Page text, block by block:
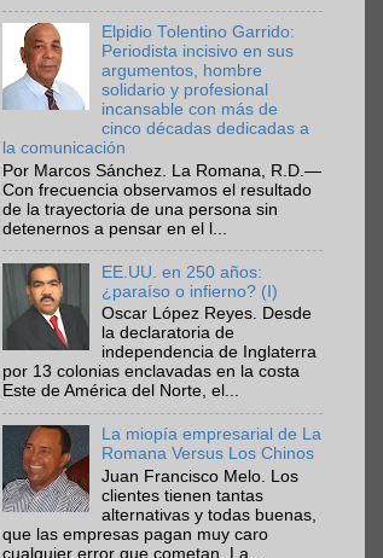
Elpidio Tolentino Garrido:
Periodista incisivo en sus
argumentos, hombre
solidario y profesional
incansable con más de
cinco décadas dedicadas a
la comunicación
Por Marcos Sánchez. La Romana, R.D.—
Con frecuencia observamos el resultado
de la trayectoria de una persona sin
detenernos a pensar en el l...
EE.UU. en 250 años:
¿paraíso o infierno? (I)
Oscar López Reyes. Desde
la declaratoria de
independencia de Inglaterra
por 13 colonias enclavadas en la costa
Este de América del Norte, el...
La miopía empresarial de La
Romana Versus Los Chinos
Juan Francisco Melo. Los
clientes tienen tantas
alternativas y todas buenas,
que las empresas pagan muy caro
cualquier error que cometan. La...